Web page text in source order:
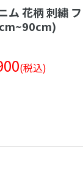
ム 花柄 刺繍
(税込)